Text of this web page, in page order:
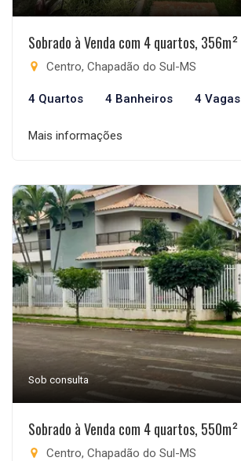
Sobrado à Venda com 4 quartos, 356m²
Centro, Chapadão do Sul-MS
4 Quartos 4 Banheiros 4 Vagas
Mais informações
Sob consulta
Sobrado à Venda com 4 quartos, 550m²
Centro, Chapadão do Sul-MS